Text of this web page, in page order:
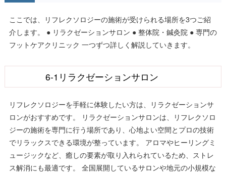
ここでは、リフレクソロジーの施術が受けられる場所を3つご紹
介します。 ● リラクゼーションサロン ● 整体院・鍼灸院 ● 専門の
フットケアクリニック 一つずつ詳しく解説していきます。
6-1リラクゼーションサロン
リフレクソロジーを手軽に体験したい方は、リラクゼーションサ
ロンがおすすめです。 リラクゼーションサロンは、リフレクソロ
ジーの施術を専門に行う場所であり、心地よい空間とプロの技術
でリラックスできる環境が整っています。 アロマやヒーリングミ
ュージックなど、癒しの要素が取り入れられているため、ストレ
ス解消にも最適です。 全国展開しているサロンや地元の小規模な